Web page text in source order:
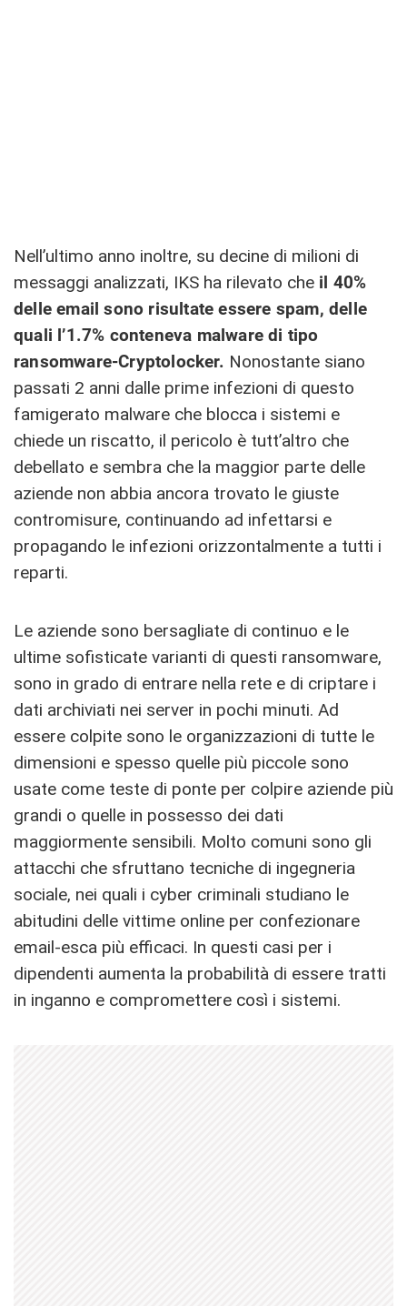
Nell’ultimo anno inoltre, su decine di milioni di
messaggi analizzati, IKS ha rilevato che il 40%
delle email sono risultate essere spam, delle
quali l’1.7% conteneva malware di tipo
ransomware-Cryptolocker. Nonostante siano
passati 2 anni dalle prime infezioni di questo
famigerato malware che blocca i sistemi e
chiede un riscatto, il pericolo è tutt’altro che
debellato e sembra che la maggior parte delle
aziende non abbia ancora trovato le giuste
contromisure, continuando ad infettarsi e
propagando le infezioni orizzontalmente a tutti i
reparti.
Le aziende sono bersagliate di continuo e le
ultime sofisticate varianti di questi ransomware,
sono in grado di entrare nella rete e di criptare i
dati archiviati nei server in pochi minuti. Ad
essere colpite sono le organizzazioni di tutte le
dimensioni e spesso quelle più piccole sono
usate come teste di ponte per colpire aziende più
grandi o quelle in possesso dei dati
maggiormente sensibili. Molto comuni sono gli
attacchi che sfruttano tecniche di ingegneria
sociale, nei quali i cyber criminali studiano le
abitudini delle vittime online per confezionare
email-esca più efficaci. In questi casi per i
dipendenti aumenta la probabilità di essere tratti
in inganno e compromettere così i sistemi.